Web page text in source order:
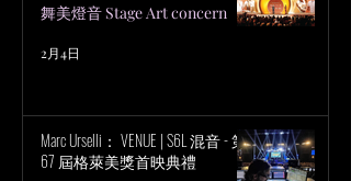
舞美燈音 Stage Art concern
2月4日
Marc Urselli： VENUE | S6L 混音 - 第
67 屆格萊美獎首映典禮